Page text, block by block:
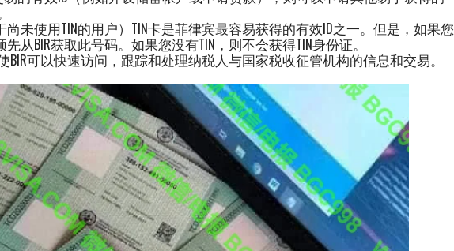
尚未使用TIN的用户）TIN卡是菲律宾最容易获得的有效ID之一。但是，如果您
从BIR获取此号码。如果您没有TIN，则不会获得TIN身份证。
BIR可以快速访问，跟踪和处理纳税人与国家税收征管机构的信息和交易。